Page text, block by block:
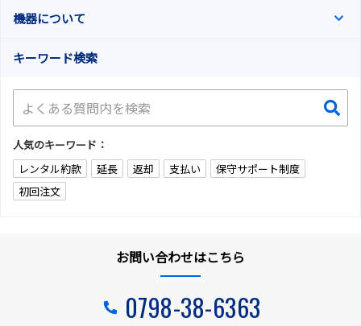
機器について
キーワード検索
人気のキーワード：
レンタル約款
延長 返却 支払い
保守サポート制度
初回注文
お問い合わせはこちら
0798-38-6363